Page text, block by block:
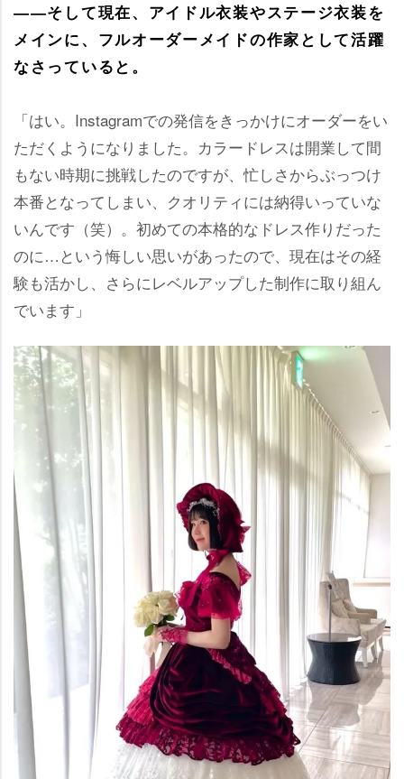
――そして現在、アイドル衣装やステージ衣装を
メインに、フルオーダーメイドの作家として活躍
なさっていると。
「はい。Instagramでの発信をきっかけにオーダーをい
ただくようになりました。カラードレスは開業して間
もない時期に挑戦したのですが、忙しさからぶっつけ
本番となってしまい、クオリティには納得いっていな
いんです（笑）。初めての本格的なドレス作りだった
のに…という悔しい思いがあったので、現在はその経
験も活かし、さらにレベルアップした制作に取り組ん
でいます」